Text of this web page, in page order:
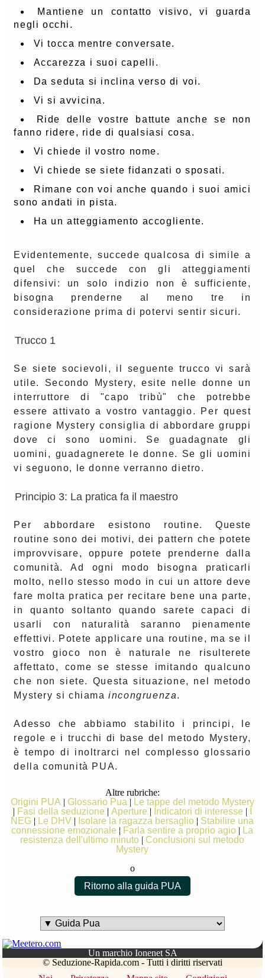
Mantiene un contatto visivo, vi guarda
negli occhi.
Vi tocca mentre conversate.
Accarezza i suoi capelli.
Da seduta si inclina verso di voi.
Vi si avvicina.
Ride delle vostre battute anche se non
fanno ridere, ride di qualsiasi cosa.
Vi chiede il vostro nome.
Vi chiede se siete fidanzati o sposati.
Rimane con voi anche quando i suoi amici
sono andati in pista.
Ha un atteggiamento accogliente.
Evidentemente, succede qualcosa di simile a
quel che succede con gli atteggiamenti
difensivi: un solo indizio non è sufficiente,
bisogna prenderne al meno tre in
considerazione prima di potervi sentir sicuri.
Trucco 1
Se siete socievoli, il seguente trucco vi sarà
utile. Secondo Mystery, esite nelle donne un
interruttore di "capo tribù" che potrebbe
essere attivato a vostro vantaggio. Per quest
ragione Mystery consiglia di abbordare gruppi
dove ci sono uomini. Se guadagnate gli
uomini, guadagnerete le donne. Se gli uomini
vi seguono, le donne verranno dietro.
Principio 3: La pratica fa il maestro
Per abbordare esistono routine. Queste
routine sono dei motivi, dei pattern che potete
improvvisare, oppure potete prenderne dalla
comunità. Ad ogni modo bisogna praticarli
molto, nello stesso modo in cui un attore deve
fare molta pratica per recitare bene una parte,
in quanto soltanto quando sarete capaci di
usarli con naturalità saranno pienamente
effettivi. Potete applicare una routine, ma se il
vostro gioco non è naturale ne risulterete
affettato, come se stesse imitando qualcuno
che non siete. Questa situazione, nel metodo
Mystery si chiamaincongruenza.
Adesso che abbiamo stabilito i principi, le
regole e i trucchi di base del metodo Mystery,
è tempo di inoltrarci nel complesso glossario
della comunità PUA.
Altre rubriche:
Origini PUA | Glossario Pua | Le tappe del metodo Mystery
| Fasi della seduzione| Aperture| Indicatori di interesse|
NEG | Le DHV | Isolare la ragazza bersaglio | Stabilire una
connessione emozionale | Farla sentire a proprio agio | La
resistenza dell'ultimo minuto |Conclusioni sul metodo
Mystery
o
Ritorno alla guida PUA
Un marchio Ionenet SA
© Seduzione-Rapida.com - Tutti i diritti riservati